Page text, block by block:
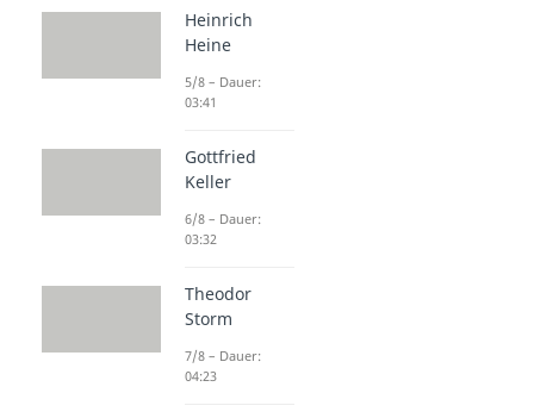
Heinrich
Heine
5/8 – Dauer:
03:41
Gottfried
Keller
6/8 – Dauer:
03:32
Theodor
Storm
7/8 – Dauer:
04:23